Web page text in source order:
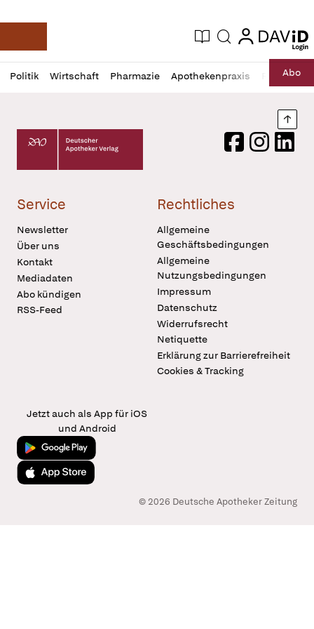
Deutsche Apotheker Zeitung
Aktuelle Ausgabe
Suche login
login
Politik Wirtschaft Pharmazie Apothekenpraxis RechtAbo
Profil
öffnen
Daz
Pur
Deutscher Apotheker Verlag Logo
FacebookInstagram
Service
Newsletter
Über uns
Kontakt
Mediadaten
Abo kündigen
RSS-Feed
Rechtliches
Allgemeine
Geschäftsbedingungen
Allgemeine
Nutzungsbedingungen
Impressum
Datenschutz
Widerrufsrecht
Netiquette
Erklärung zur Barrierefreiheit
Cookies & Tracking
Jetzt auch als App für iOS
und Android
Jetzt bei Google Play
Laden im App Store
© 2026 Deutsche Apotheker Zeitung